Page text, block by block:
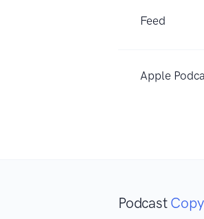
Feed
Apple
Podcast